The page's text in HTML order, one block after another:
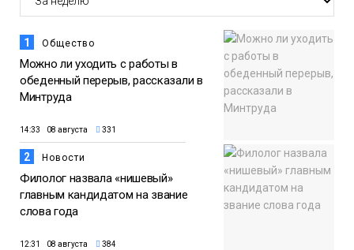
1 Общество
Можно ли уходить с работы в
обеденный перерыв, рассказали в
Минтруда
14:33 08 августа 331
2 Новости
Филолог назвала «нишевый»
главным кандидатом на звание
слова года
12:31 08 августа 384